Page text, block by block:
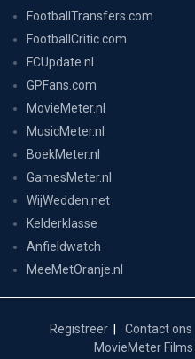
FootballTransfers.com
FootballCritic.com
FCUpdate.nl
GPFans.com
MovieMeter.nl
MusicMeter.nl
BoekMeter.nl
GamesMeter.nl
WijWedden.net
Kelderklasse
Anfieldwatch
MeeMetOranje.nl
Registreer Contact ons
MovieMeter Films